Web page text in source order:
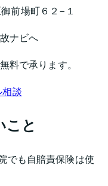
前場町６２−１
ナビへ
料で承ります。
相談
こと
でも自賠責保険は使